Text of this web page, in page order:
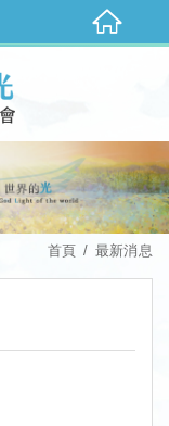
首頁 最新消息